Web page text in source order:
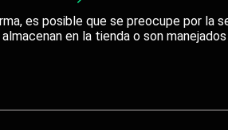
es posible que se preocupe por la
en la tienda o son